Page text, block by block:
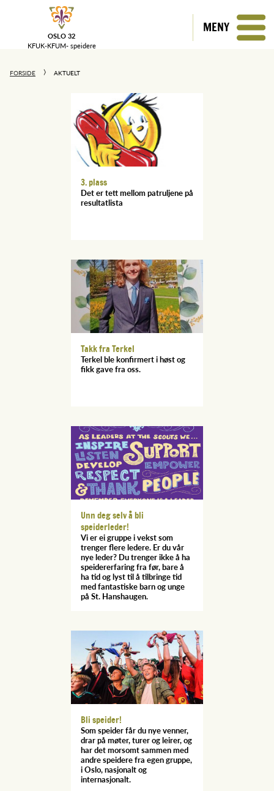
OSLO 32
KFUK-KFUM- speidere
MENY
FORSIDE AKTUELT
3. plass
Det er tett mellom patruljene på
resultatlista
Takk fra Terkel
Terkel ble konfirmert i høst og
fikk gave fra oss.
Unn deg selv å bli
speiderleder!
Vi er ei gruppe i vekst som
trenger flere ledere. Er du vår
nye leder? Du trenger ikke å ha
speidererfaring fra før, bare å
ha tid og lyst til å tilbringe tid
med fantastiske barn og unge
på St. Hanshaugen.
Bli speider!
Som speider får du nye venner,
drar på møter, turer og leirer, og
har det morsomt sammen med
andre speidere fra egen gruppe,
i Oslo, nasjonalt og
internasjonalt.